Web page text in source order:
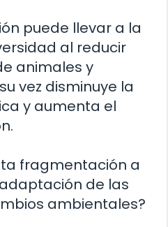
puede llevar a la
al reducir
animales y
vez disminuye la
y aumenta el
fragmentación a
de las
ambientales?